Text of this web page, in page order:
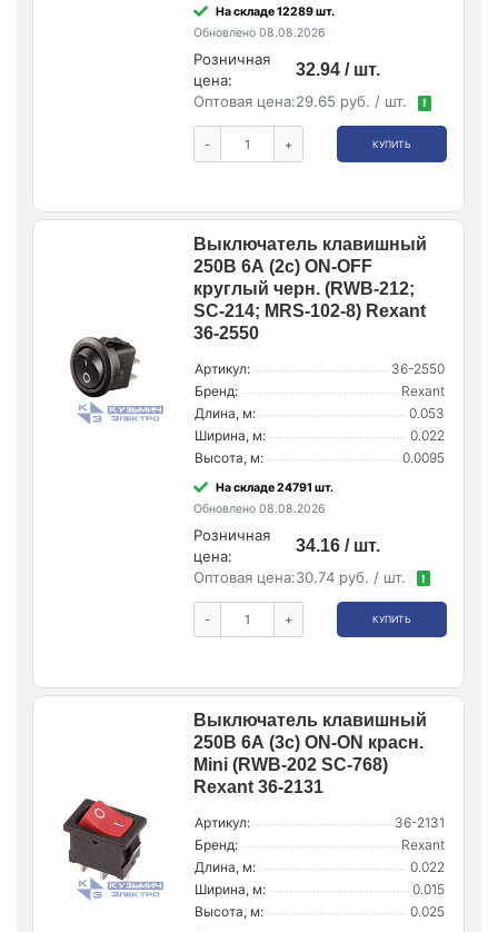
На складе 12289 шт.
Обновлено 08.08.2026
Розничная
цена:
32.94 / шт.
Оптовая цена:29.65 руб. / шт. !
- + КУПИТЬ
Выключатель клавишный
250В 6А (2с) ON-OFF
круглый черн. (RWB-212;
SC-214; MRS-102-8) Rexant
36-2550
Артикул:
36-2550
Бренд:
Rexant
Длина, м:
0.053
Ширина, м:
0.022
Высота, м:
0.0095
На складе 24791 шт.
Обновлено 08.08.2026
Розничная
цена:
34.16 / шт.
Оптовая цена:30.74 руб. / шт. !
- + КУПИТЬ
Выключатель клавишный
250В 6А (3с) ON-ON красн.
Mini (RWB-202 SC-768)
Rexant 36-2131
Артикул:
36-2131
Бренд:
Rexant
Длина, м:
0.022
Ширина, м:
0.015
Высота, м:
0.025